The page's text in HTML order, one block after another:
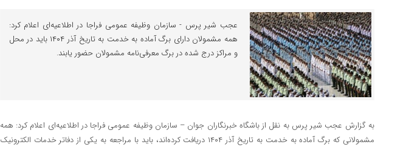
عجب شیر پرس - سازمان وظیفه عمومی فراجا در اطلاعیه‌ای اعلام کرد:
همه مشمولان دارای برگ آماده به خدمت به تاریخ آذر ۱۴۰۴ باید در محل
و مراکز درج شده در برگ معرفی‌نامه مشمولان حضور یابند.
به گزارش عجب شیر پرس به نقل از باشگاه خبرنگاران جوان – سازمان وظیفه عمومی فراجا در اطلاعیه‌ای اعلام کرد: همه
مشمولانی که برگ آماده به خدمت به تاریخ آذر ۱۴۰۴ دریافت کرده‌اند، باید با مراجعه به یکی از دفاتر خدمات الکترونیک